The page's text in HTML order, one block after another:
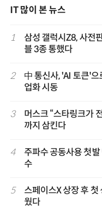
IT 많이 본 뉴스
1
삼성 갤럭시Z8, 사전
블 3종 통했다
2
中 통신사, 'AI 토큰'
업화 시동
3
머스크 “스타링크가
까지 삼킨다
4
주파수 공동사용 첫
수
5
스페이스X 상장 후
웠다